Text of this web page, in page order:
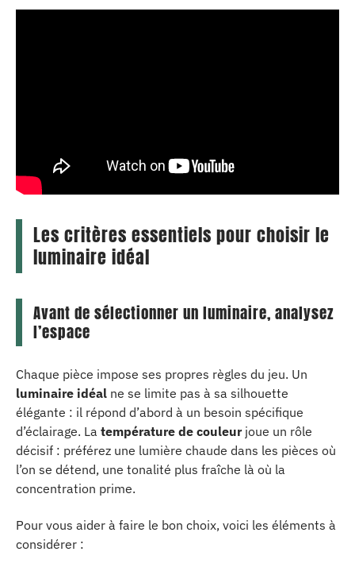
Les critères essentiels pour choisir le
luminaire idéal
Avant de sélectionner un luminaire, analysez
l’espace
Chaque pièce impose ses propres règles du jeu. Un
luminaire idéal ne se limite pas à sa silhouette
élégante : il répond d’abord à un besoin spécifique
d’éclairage. La température de couleurjoue un rôle
décisif : préférez une lumière chaude dans les pièces où
l’on se détend, une tonalité plus fraîche là où la
concentration prime.
Pour vous aider à faire le bon choix, voici les éléments à
considérer :